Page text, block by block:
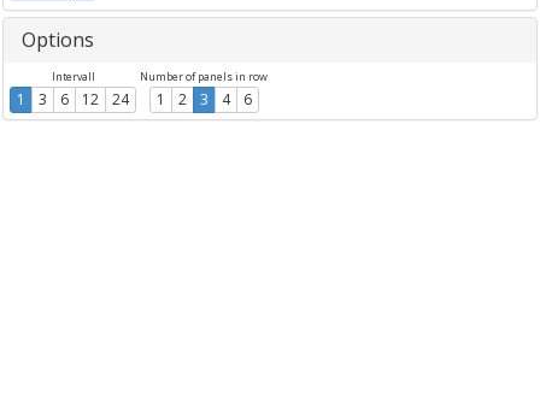
Options
Intervall
1 3 6 12 24
Number of panels in row
1 2 3 4 6